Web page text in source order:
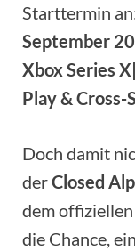
Starttermin
September
Xbox Series
Play & Cross-
Doch damit
derClosed
dem offiziellen
die Chance,